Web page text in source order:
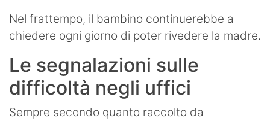
Nel frattempo, il bambino continuerebbe a
chiedere ogni giorno di poter rivedere la madre.
Le segnalazioni sulle
difficoltà negli uffici
Sempre secondo quanto raccolto da